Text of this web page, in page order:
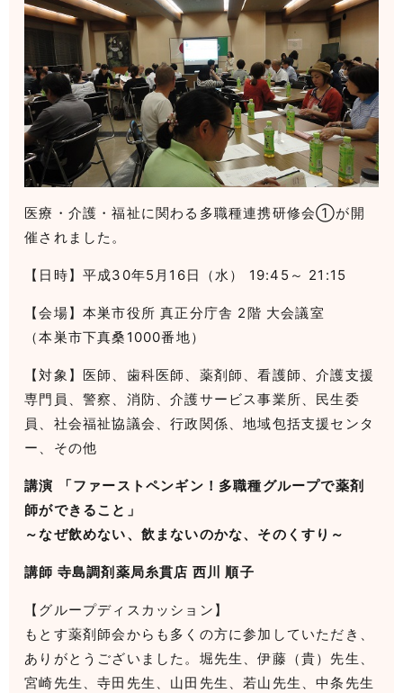
医療・介護・福祉に関わる多職種連携研修会①が開
催されました。
【日時】平成30年5月16日（水） 19:45～ 21:15
【会場】本巣市役所 真正分庁舎 2階 大会議室
（本巣市下真桑1000番地）
【対象】医師、歯科医師、薬剤師、看護師、介護支援
専門員、警察、消防、介護サービス事業所、民生委
員、社会福祉協議会、行政関係、地域包括支援センタ
ー、その他
講演
「ファーストペンギン！多職種グループで薬剤
師ができること」
～なぜ飲めない、飲まないのかな、そのくすり～
講師 寺島調剤薬局糸貫店 西川 順子
【グループディスカッション】
もとす薬剤師会からも多くの方に参加していただき、
ありがとうございました。堀先生、伊藤（貴）先生、
宮崎先生、寺田先生、山田先生、若山先生、中条先生